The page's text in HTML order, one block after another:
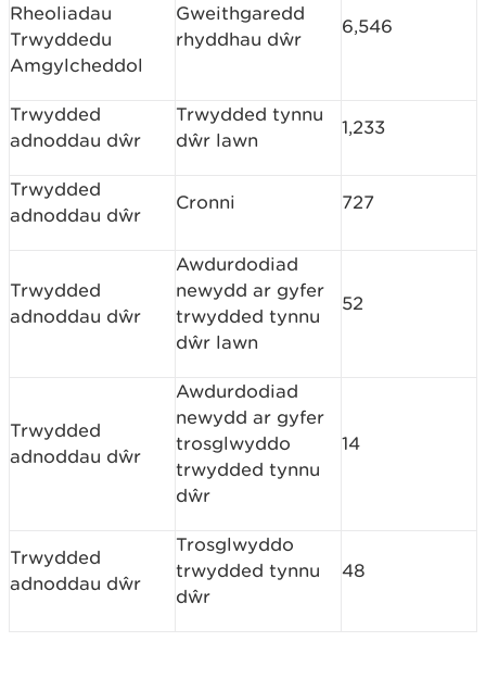
Rheoliadau
Trwyddedu
Amgylcheddol
Gweithgaredd
rhyddhau dŵr
6,546
Trwydded
adnoddau dŵr
Trwydded tynnu
dŵr lawn
1,233
Trwydded
adnoddau dŵr
Cronni 727
Trwydded
adnoddau dŵr
Awdurdodiad
newydd ar gyfer
trwydded tynnu
dŵr lawn
52
Trwydded
adnoddau dŵr
Awdurdodiad
newydd ar gyfer
trosglwyddo
trwydded tynnu
dŵr
14
Trwydded
adnoddau dŵr
Trosglwyddo
trwydded tynnu
dŵr
48